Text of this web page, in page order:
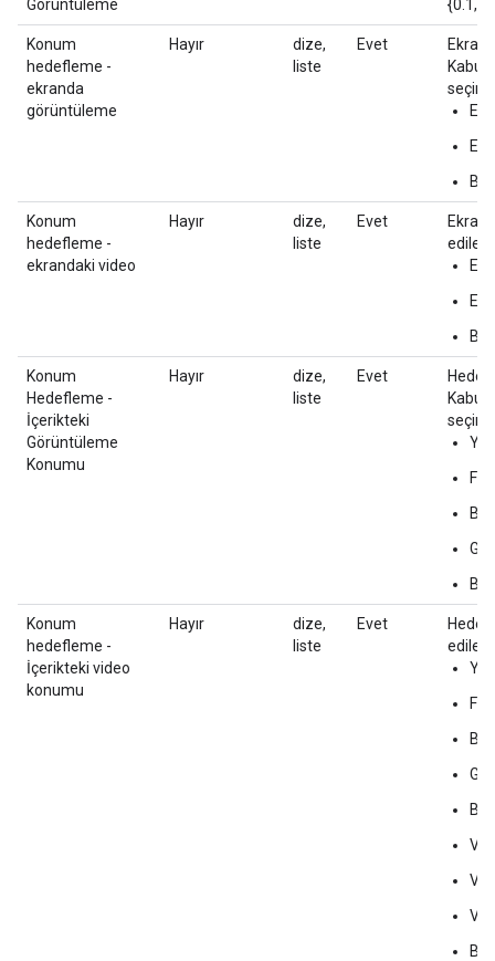
Görüntüleme
Konum
hedefleme -
ekranda
görüntüleme
Hayır
dize,
liste
Evet
Kabul
seçin:
Konum
hedefleme -
ekrandaki video
Hayır
dize,
liste
Evet
Konum
Hedefleme -
İçerikteki
Görüntüleme
Konumu
Hayır
dize,
liste
Evet
Kabul
seçin:
Konum
hedefleme -
İçerikteki video
konumu
Hayır
dize,
liste
Evet